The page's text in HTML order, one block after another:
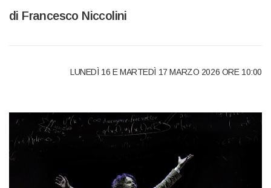
di Francesco Niccolini
LUNEDÌ 16 E MARTEDÌ 17 MARZO 2026 ORE 10:00